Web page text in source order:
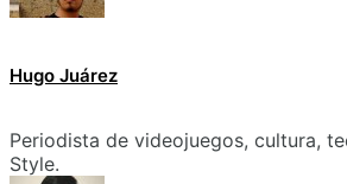
Hugo Juárez
Periodista de videojuegos, cultura,
Style.